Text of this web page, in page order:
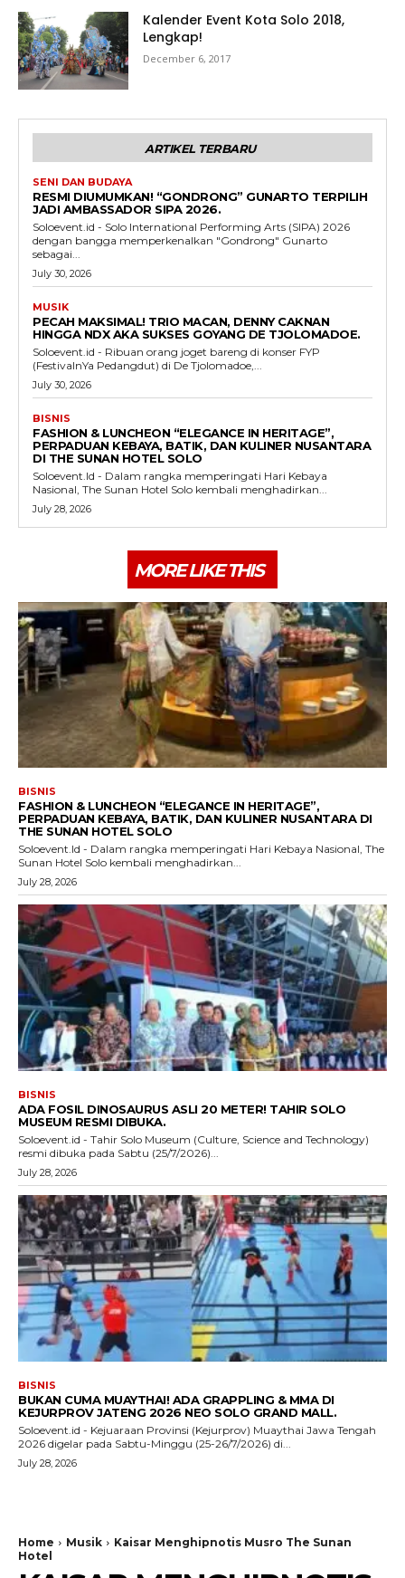
Kalender Event Kota Solo 2018,
Lengkap!
December 6, 2017
ARTIKEL TERBARU
SENI DAN BUDAYA
RESMI DIUMUMKAN! “GONDRONG” GUNARTO TERPILIH
JADI AMBASSADOR SIPA 2026.
Soloevent.id - Solo International Performing Arts (SIPA) 2026
dengan bangga memperkenalkan "Gondrong" Gunarto
sebagai...
July 30, 2026
MUSIK
PECAH MAKSIMAL! TRIO MACAN, DENNY CAKNAN
HINGGA NDX AKA SUKSES GOYANG DE TJOLOMADOE.
Soloevent.id - Ribuan orang joget bareng di konser FYP
(FestivalnYa Pedangdut) di De Tjolomadoe,...
July 30, 2026
BISNIS
FASHION & LUNCHEON “ELEGANCE IN HERITAGE”,
PERPADUAN KEBAYA, BATIK, DAN KULINER NUSANTARA
DI THE SUNAN HOTEL SOLO
Soloevent.Id - Dalam rangka memperingati Hari Kebaya
Nasional, The Sunan Hotel Solo kembali menghadirkan...
July 28, 2026
MORE LIKE THIS
BISNIS
FASHION & LUNCHEON “ELEGANCE IN HERITAGE”,
PERPADUAN KEBAYA, BATIK, DAN KULINER NUSANTARA DI
THE SUNAN HOTEL SOLO
Soloevent.Id - Dalam rangka memperingati Hari Kebaya Nasional, The
Sunan Hotel Solo kembali menghadirkan...
July 28, 2026
BISNIS
ADA FOSIL DINOSAURUS ASLI 20 METER! TAHIR SOLO
MUSEUM RESMI DIBUKA.
Soloevent.id - Tahir Solo Museum (Culture, Science and Technology)
resmi dibuka pada Sabtu (25/7/2026)...
July 28, 2026
BISNIS
BUKAN CUMA MUAYTHAI! ADA GRAPPLING & MMA DI
KEJURPROV JATENG 2026 NEO SOLO GRAND MALL.
Soloevent.id - Kejuaraan Provinsi (Kejurprov) Muaythai Jawa Tengah
2026 digelar pada Sabtu-Minggu (25-26/7/2026) di...
July 28, 2026